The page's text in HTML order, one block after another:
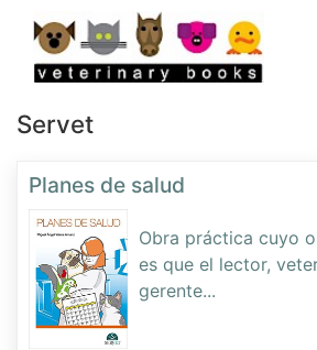
Servet
Planes de salud
Obra práctica cuyo
es que el lector,
gerente...